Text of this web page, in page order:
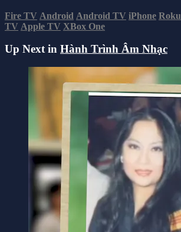
Fire TV Android Android TV iPhone Roku
TV Apple TV XBox One
Up Next in Hành Trình Âm Nhạc